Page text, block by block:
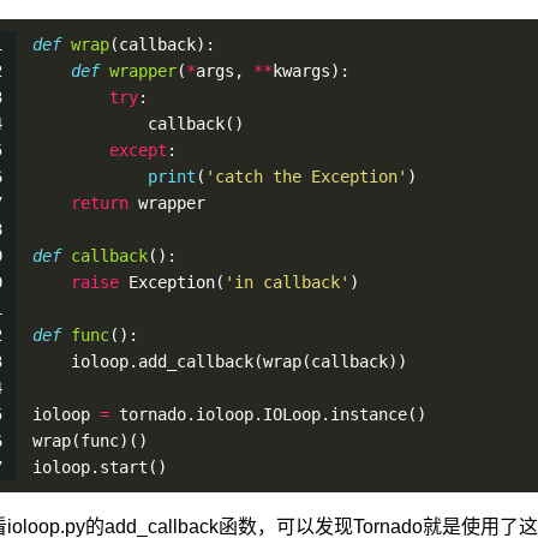
def wrap(callback):
def wrapper(*args, ** kwargs):
try:
callback()
except :
print ( 'catch the Exception' )
return wrapper
def callback():
raise Exception( 'in callback' )
def func():
    ioloop.
add_callback(wrap(callback))
ioloop = tornado.ioloop.IOLoop. instance()
wrap(func)()
ioloop. start ()
ioloop.py的add_callback函数，可以发现Tornado就是使用了这